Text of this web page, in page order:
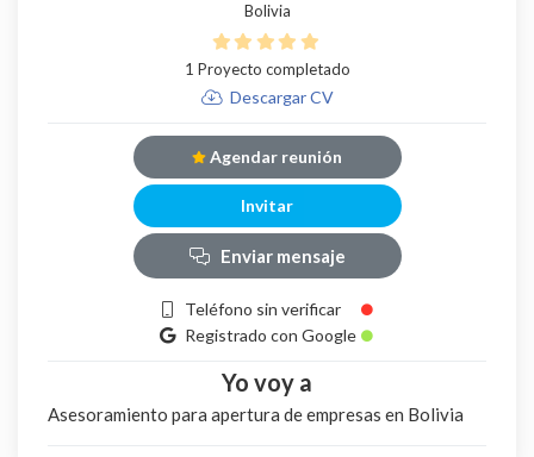
Bolivia
1 Proyecto completado
Descargar CV
Agendar reunión
Invitar
Enviar mensaje
Teléfono sin verificar
Registrado con Google
Yo voy a
Asesoramiento para apertura de empresas en Bolivia